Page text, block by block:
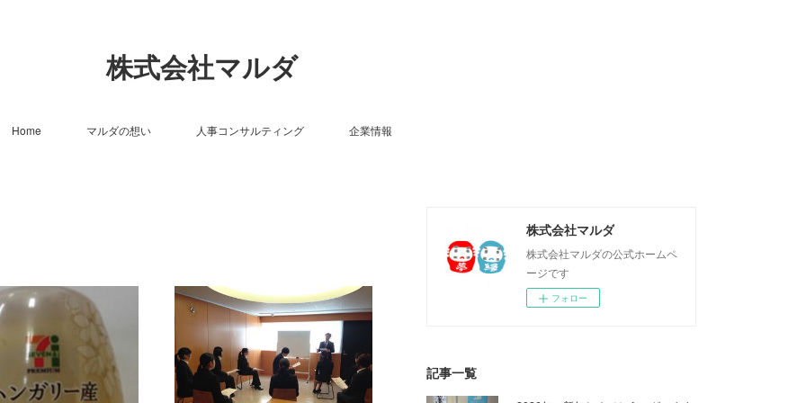
株式会社マルダ
Home マルダの想い 人事コンサルティング 企業情報
株式会社マルダ
株式会社マルダの公式ホームペ
ージです
フォロー
記事一覧